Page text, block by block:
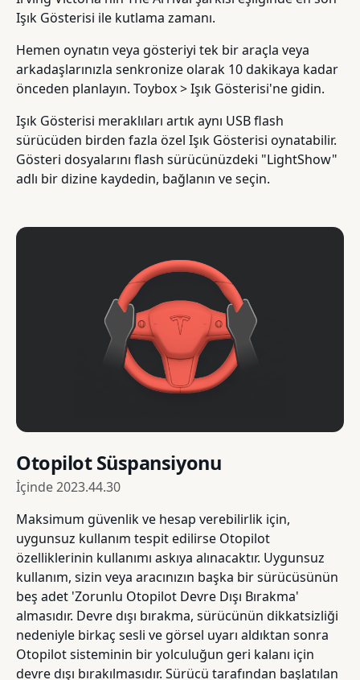
Işık Gösterisi ile kutlama zamanı.
Hemen oynatın veya gösteriyi tek bir araçla veya
arkadaşlarınızla senkronize olarak 10 dakikaya kadar
önceden planlayın. Toybox > Işık Gösterisi'ne gidin.
Işık Gösterisi meraklıları artık aynı USB flash
sürücüden birden fazla özel Işık Gösterisi oynatabilir.
Gösteri dosyalarını flash sürücünüzdeki "LightShow"
adlı bir dizine kaydedin, bağlanın ve seçin.
Otopilot Süspansiyonu
İçinde2023.44.30
Maksimum güvenlik ve hesap verebilirlik için,
uygunsuz kullanım tespit edilirse Otopilot
özelliklerinin kullanımı askıya alınacaktır. Uygunsuz
kullanım, sizin veya aracınızın başka bir sürücüsünün
beş adet 'Zorunlu Otopilot Devre Dışı Bırakma'
almasıdır. Devre dışı bırakma, sürücünün dikkatsizliği
nedeniyle birkaç sesli ve görsel uyarı aldıktan sonra
Otopilot sisteminin bir yolculuğun geri kalanı için
devre dışı bırakılmasıdır. Sürücü tarafından başlatılan